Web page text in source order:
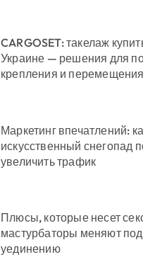
CARGOSET: такелаж
Украине — решения для
крепления и перемещения
Маркетинг впечатлений:
искусственный снегопад
увеличить трафик
Плюсы, которые несет
мастурбаторы меняют
уединению